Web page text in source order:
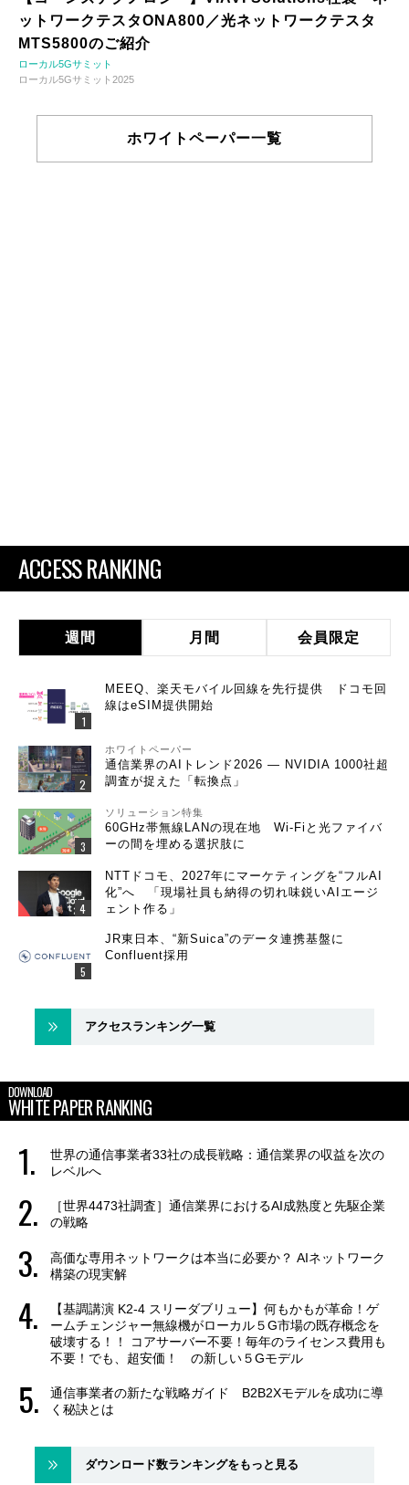
ットワークテスタONA800／光ネットワークテスタ
MTS5800のご紹介
ローカル5Gサミット
ローカル5Gサミット2025
ホワイトペーパー一覧
ACCESS RANKING
週間 月間 会員限定
MEEQ、楽天モバイル回線を先行提供 ドコモ回
線はeSIM提供開始
ホワイトペーパー
通信業界のAIトレンド2026 ― NVIDIA 1000社超
調査が捉えた「転換点」
ソリューション特集
60GHz帯無線LANの現在地 Wi-Fiと光ファイバ
ーの間を埋める選択肢に
NTTドコモ、2027年にマーケティングを“フルAI
化”へ 「現場社員も納得の切れ味鋭いAIエージ
ェント作る」
JR東日本、“新Suica”のデータ連携基盤に
Confluent採用
アクセスランキング一覧
DOWNLOAD
WHITE PAPER RANKING
世界の通信事業者33社の成長戦略：通信業界の収益を次の
レベルへ
［世界4473社調査］通信業界におけるAI成熟度と先駆企業
の戦略
高価な専用ネットワークは本当に必要か？ AIネットワーク
構築の現実解
【基調講演 K2-4 スリーダブリュー】何もかもが革命！ゲ
ームチェンジャー無線機がローカル５G市場の既存概念を
破壊する！！ コアサーバー不要！毎年のライセンス費用も
不要！でも、超安価！ の新しい５Gモデル
通信事業者の新たな戦略ガイド B2B2Xモデルを成功に導
く秘訣とは
ダウンロード数ランキングをもっと見る